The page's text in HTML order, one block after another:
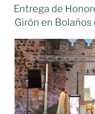
EL
Entrega de
Girón en Bolaños